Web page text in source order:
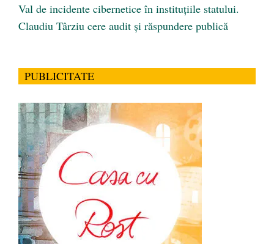
Val de incidente cibernetice în instituțiile statului.
Claudiu Târziu cere audit și răspundere publică
PUBLICITATE